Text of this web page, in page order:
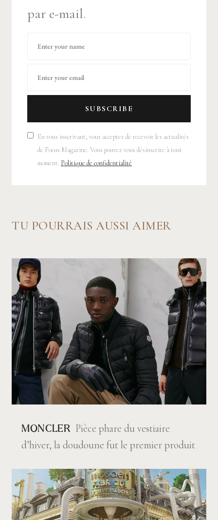
par e-mail.
SUBSCRIBE
En vous inscrivant, vous acceptez de recevoir les actualités
de Focus Magazine. Vous pouvez vous désinscrire à tout
moment. Politique de confidentialité
TU POURRAIS AUSSI AIMER
MONCLER Pièce phare du vestiaire
d’hiver, la doudoune fut le premier produit